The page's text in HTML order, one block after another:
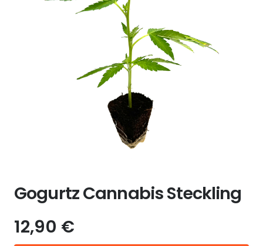
Gogurtz Cannabis Steckling
12,90 €